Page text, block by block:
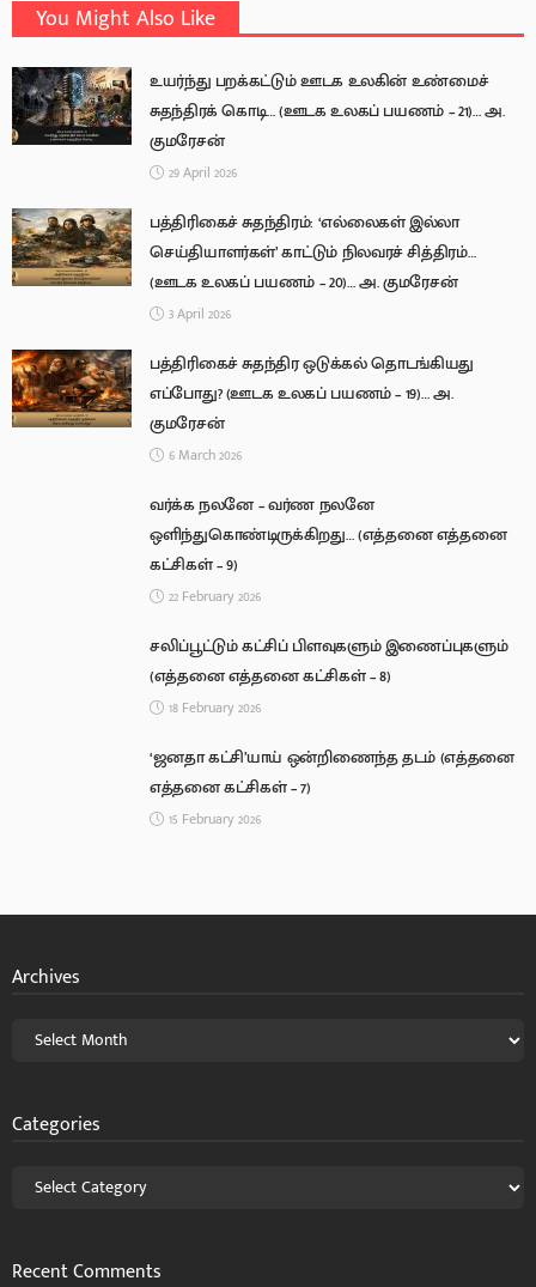
You Might Also Like
உயர்ந்து பறக்கட்டும் ஊடக உலகின் உண்மைச்
சுதந்திரக் கொடி… (ஊடக உலகப் பயணம் – 21)… அ.
குமரேசன்
29 April 2026
பத்திரிகைச் சுதந்திரம்: ‘எல்லைகள் இல்லா
செய்தியாளர்கள்’ காட்டும் நிலவரச் சித்திரம்…
(ஊடக உலகப் பயணம் – 20)… அ. குமரேசன்
3 April 2026
பத்திரிகைச் சுதந்திர ஒடுக்கல் தொடங்கியது
எப்போது? (ஊடக உலகப் பயணம் – 19)… அ.
குமரேசன்
6 March 2026
வர்க்க நலனே – வர்ண நலனே
ஒளிந்துகொண்டிருக்கிறது… (எத்தனை எத்தனை
கட்சிகள் – 9)
22 February 2026
சலிப்பூட்டும் கட்சிப் பிளவுகளும் இணைப்புகளும்
(எத்தனை எத்தனை கட்சிகள் – 8)
18 February 2026
‘ஜனதா கட்சி’யாய் ஒன்றிணைந்த தடம் (எத்தனை
எத்தனை கட்சிகள் – 7)
15 February 2026
Archives
Categories
Recent Comments